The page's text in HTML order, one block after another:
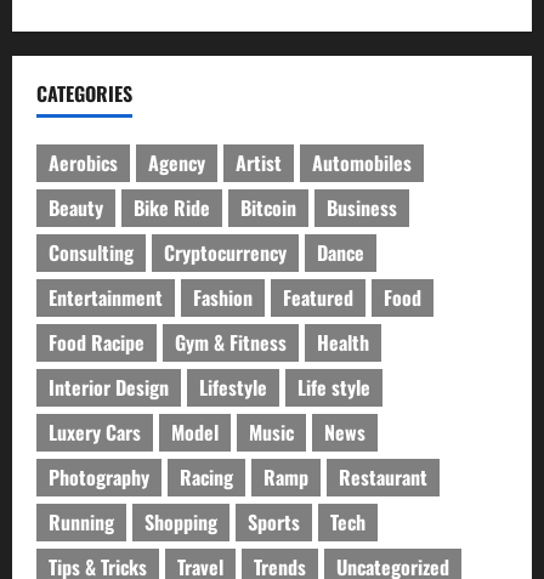
CATEGORIES
Aerobics Agency Artist
Automobiles
Beauty
Bike Ride Bitcoin
Business
Consulting
Cryptocurrency
Dance
Entertainment
Fashion Featured
Food
Food Racipe
Gym & Fitness
Health
Interior Design
Lifestyle
Life style
Luxery Cars
Model Music
News
Photography
Racing Ramp
Restaurant
Running
Shopping Sports
Tech
Tips & Tricks
Travel Trends Uncategorized